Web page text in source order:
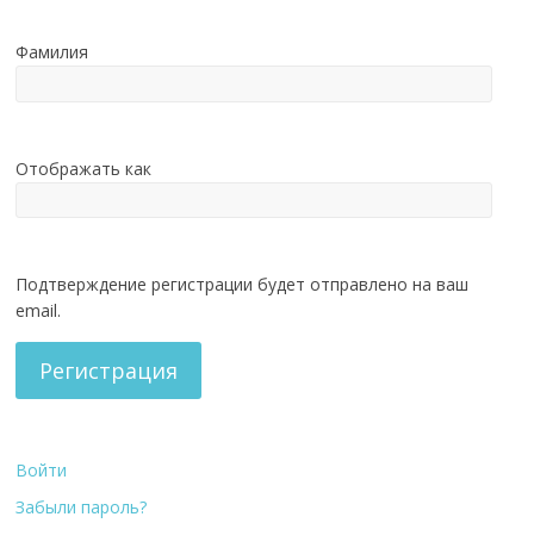
Фамилия
Отображать как
Подтверждение регистрации будет отправлено на ваш
email.
Регистрация
Войти
Забыли пароль?